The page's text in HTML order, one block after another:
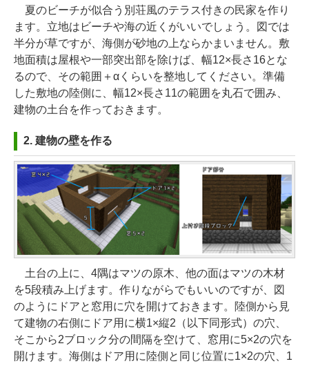
夏のビーチが似合う別荘風のテラス付きの民家を作り
ます。立地はビーチや海の近くがいいでしょう。図では
半分が草ですが、海側が砂地の上ならかまいません。敷
地面積は屋根や一部突出部を除けば、幅12×長さ16とな
るので、その範囲＋αくらいを整地してください。準備
した敷地の陸側に、幅12×長さ11の範囲を丸石で囲み、
建物の土台を作っておきます。
2. 建物の壁を作る
土台の上に、4隅はマツの原木、他の面はマツの木材
を5段積み上げます。作りながらでもいいのですが、図
のようにドアと窓用に穴を開けておきます。陸側から見
て建物の右側にドア用に横1×縦2（以下同形式）の穴、
そこから2ブロック分の間隔を空けて、窓用に5×2の穴を
開けます。海側はドア用に陸側と同じ位置に1×2の穴、1